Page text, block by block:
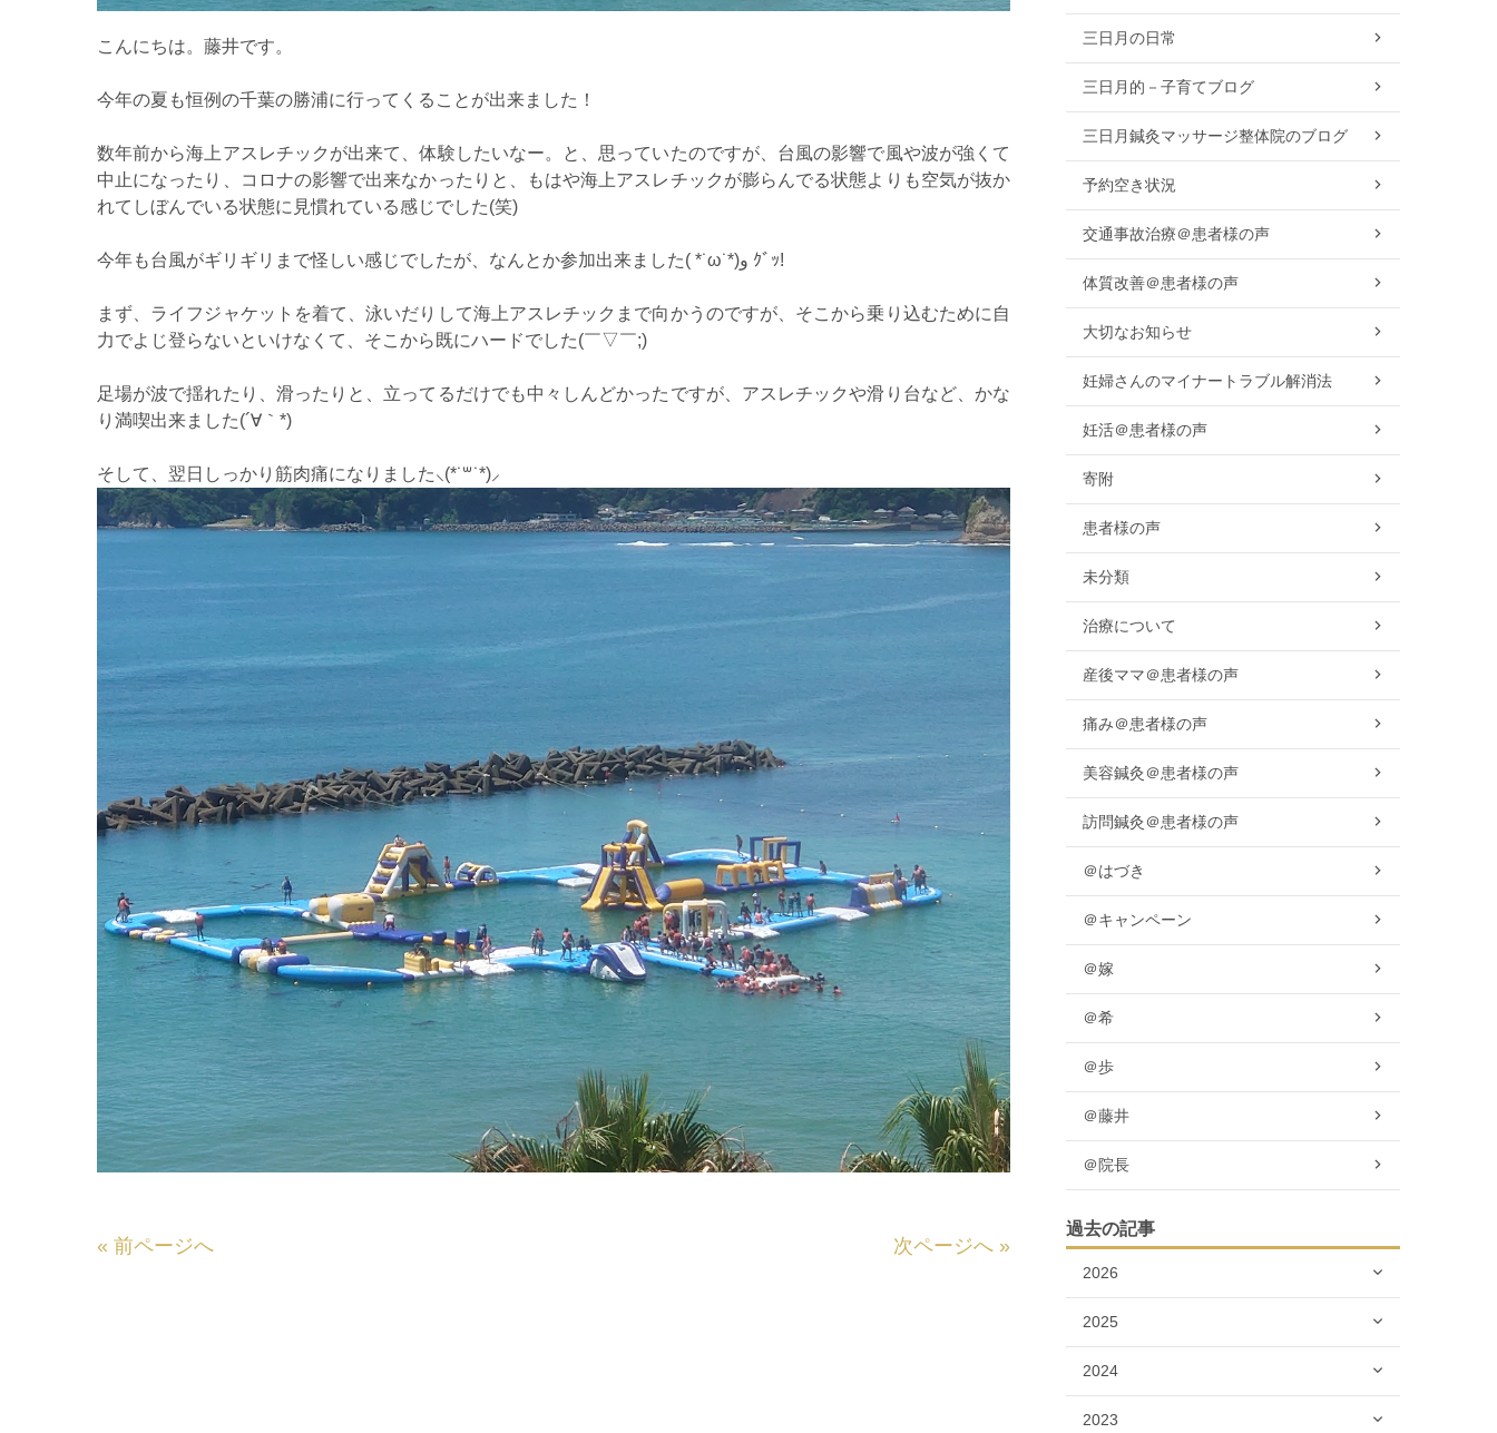
こんにちは。藤井です。
今年の夏も恒例の千葉の勝浦に行ってくることが出来ました！
数年前から海上アスレチックが出来て、体験したいなー。と、思っていたのですが、台風の影響で風や波が強くて
中止になったり、コロナの影響で出来なかったりと、もはや海上アスレチックが膨らんでる状態よりも空気が抜か
れてしぼんでいる状態に見慣れている感じでした(笑)
今年も台風がギリギリまで怪しい感じでしたが、なんとか参加出来ました( *˙ω˙*)و ｸﾞｯ!
まず、ライフジャケットを着て、泳いだりして海上アスレチックまで向かうのですが、そこから乗り込むために自
力でよじ登らないといけなくて、そこから既にハードでした(￣▽￣;)
足場が波で揺れたり、滑ったりと、立ってるだけでも中々しんどかったですが、アスレチックや滑り台など、かな
り満喫出来ました(´∀｀*)
そして、翌日しっかり筋肉痛になりました⸜(*˙꒳˙*)⸝
« 前ページへ 次ページへ »
三日月の日常
三日月的－子育てブログ
三日月鍼灸マッサージ整体院のブログ
予約空き状況
交通事故治療＠患者様の声
体質改善＠患者様の声
大切なお知らせ
妊婦さんのマイナートラブル解消法
妊活＠患者様の声
寄附
患者様の声
未分類
治療について
産後ママ＠患者様の声
痛み＠患者様の声
美容鍼灸＠患者様の声
訪問鍼灸＠患者様の声
＠はづき
＠キャンペーン
＠嫁
＠希
＠歩
＠藤井
＠院長
過去の記事
2026
2025
2024
2023